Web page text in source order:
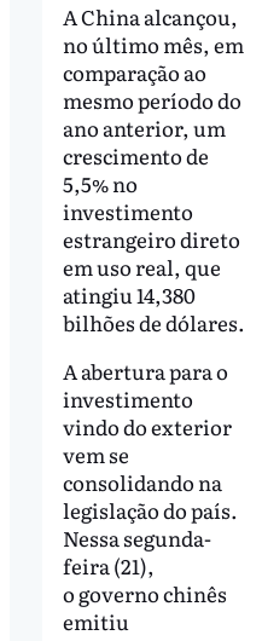
A China alcançou,
no último mês, em
comparação ao
mesmo período do
ano anterior, um
crescimento de
5,5% no
investimento
estrangeiro direto
em uso real, que
atingiu 14,380
bilhões de dólares.
A abertura para o
investimento
vindo do exterior
vem se
consolidando na
legislação do país.
Nessa segunda-
feira (21),
o governo chinês
emitiu